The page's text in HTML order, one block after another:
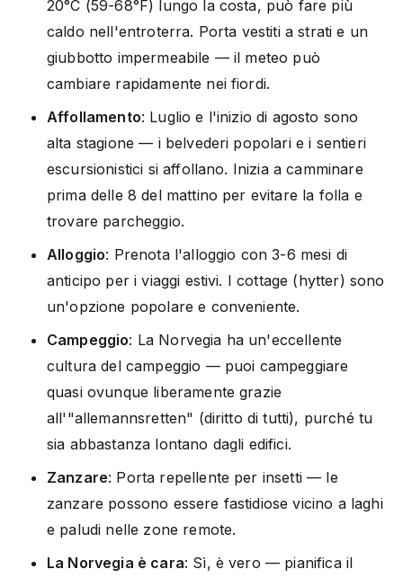
20°C (59-68°F) lungo la costa, può fare più
caldo nell'entroterra. Porta vestiti a strati e un
giubbotto impermeabile — il meteo può
cambiare rapidamente nei fiordi.
Affollamento: Luglio e l'inizio di agosto sono
alta stagione — i belvederi popolari e i sentieri
escursionistici si affollano. Inizia a camminare
prima delle 8 del mattino per evitare la folla e
trovare parcheggio.
Alloggio: Prenota l'alloggio con 3-6 mesi di
anticipo per i viaggi estivi. I cottage (hytter) sono
un'opzione popolare e conveniente.
Campeggio: La Norvegia ha un'eccellente
cultura del campeggio — puoi campeggiare
quasi ovunque liberamente grazie
all'"allemannsretten" (diritto di tutti), purché tu
sia abbastanza lontano dagli edifici.
Zanzare: Porta repellente per insetti — le
zanzare possono essere fastidiose vicino a laghi
e paludi nelle zone remote.
La Norvegia è cara: Sì, è vero — pianifica il